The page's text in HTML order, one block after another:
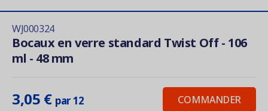
WJ000324
Bocaux en verre standard Twist Off - 106
ml - 48 mm
3,05 € par 12 COMMANDER